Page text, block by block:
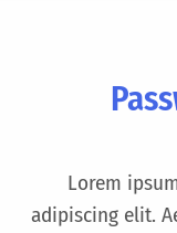
Lorem
adipiscing elit.